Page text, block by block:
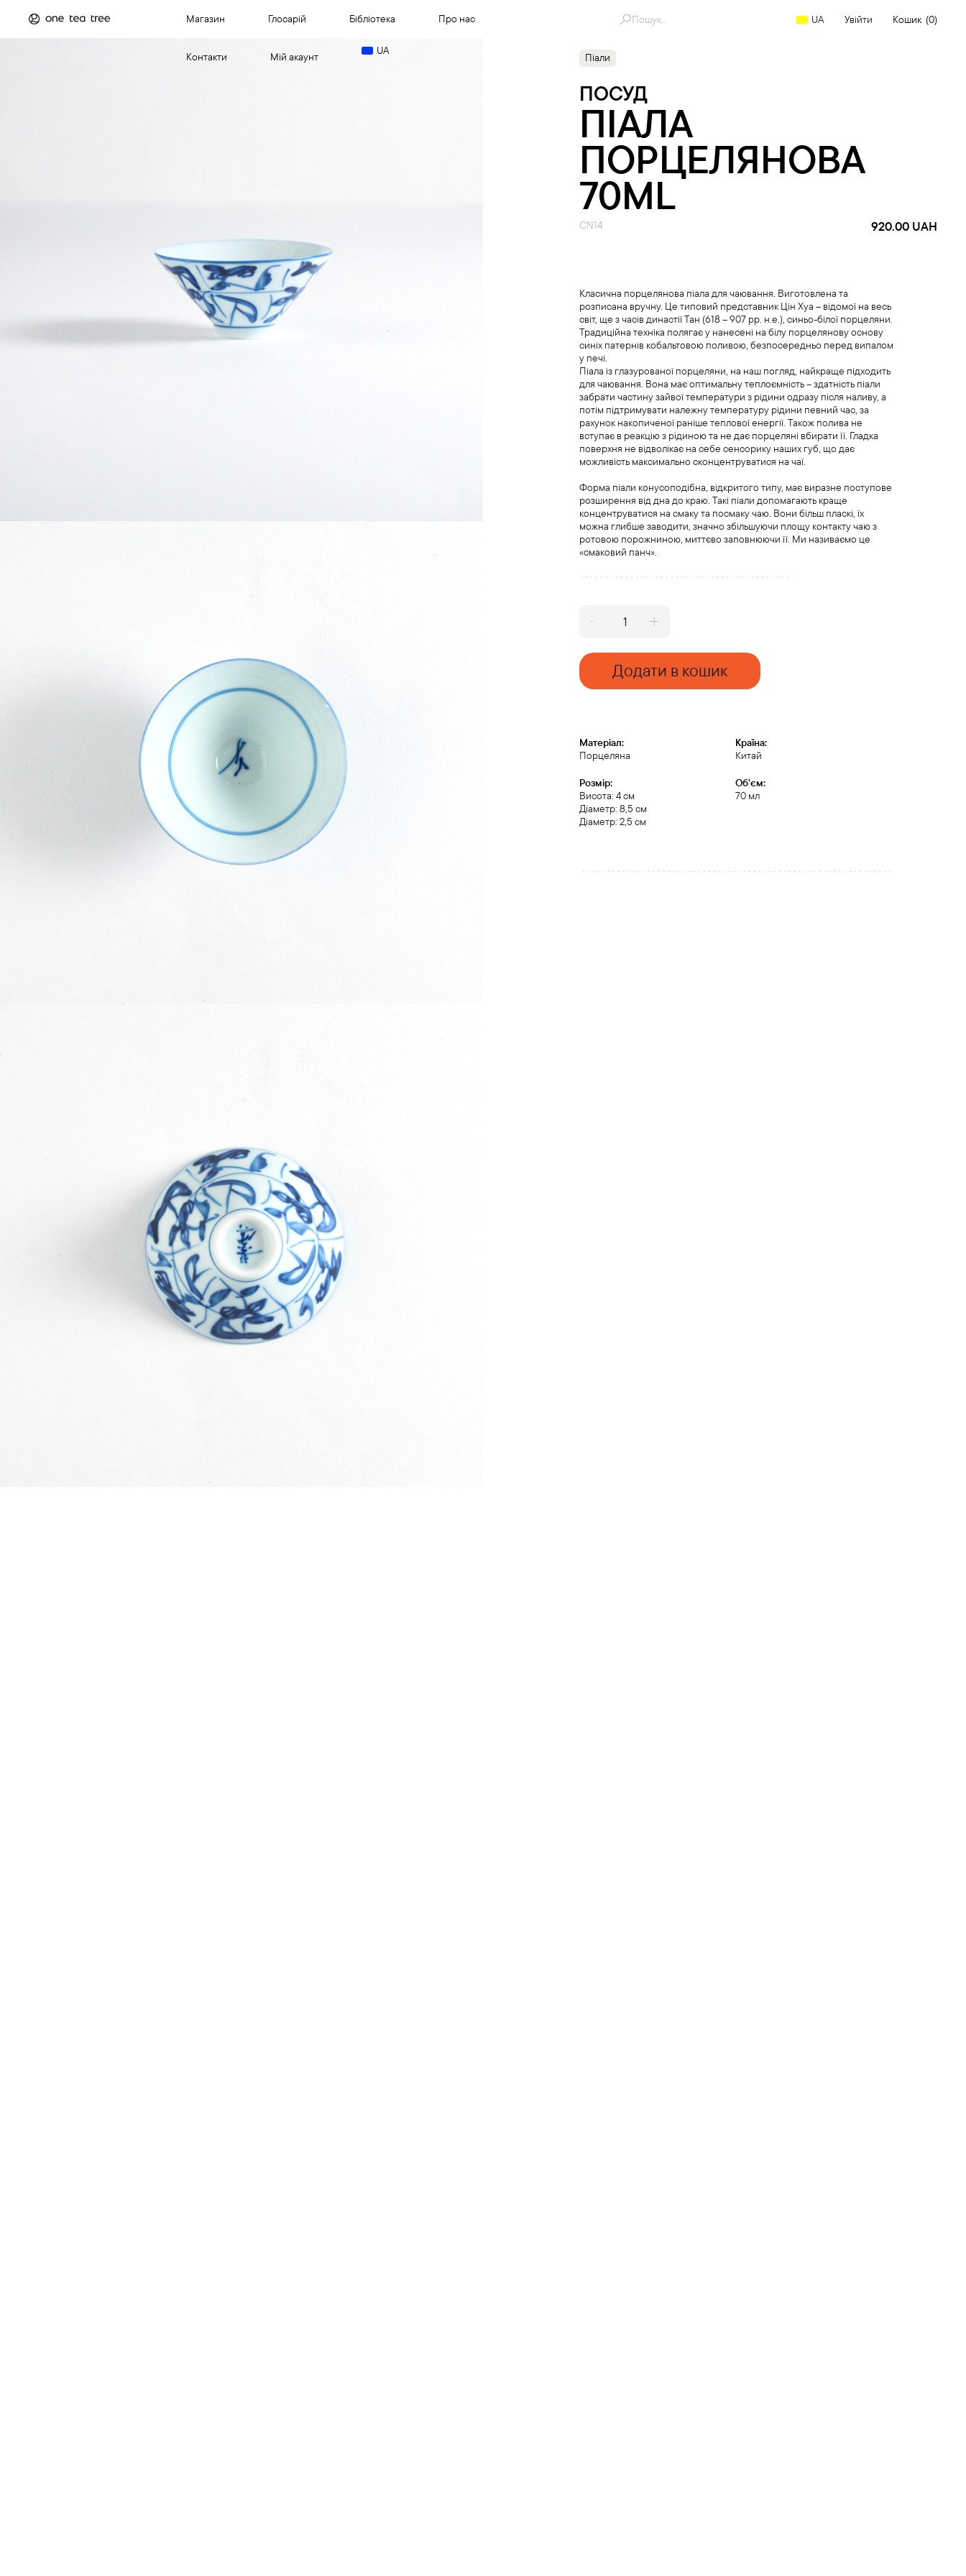
Магазин Глосарій Бібліотека Про нас
Контакти Мій акаунт UA
for:
UA Увійти Кошик (0)
Піали
ПОСУД
ПІАЛА
ПОРЦЕЛЯНОВА
70ML
920.00 UAH
CN14
Класична порцелянова піала для чаювання. Виготовлена та
розписана вручну. Це типовий представник Цін Хуа – відомої на весь
світ, ще з часів династії Тан (618 – 907 рр. н.е.), синьо-білої порцеляни.
Традиційна техніка полягає у нанесені на білу порцелянову основу
синіх патернів кобальтовою поливою, безпосередньо перед випалом
у печі.
Піала із глазурованої порцеляни, на наш погляд, найкраще підходить
для чаювання. Вона має оптимальну теплоємність – здатність піали
забрати частину зайвої температури з рідини одразу після наливу, а
потім підтримувати належну температуру рідини певний час, за
рахунок накопиченої раніше теплової енергії. Також полива не
вступає в реакцію з рідиною та не дає порцеляні вбирати її. Гладка
поверхня не відволікає на себе сенсорику наших губ, що дає
можливість максимально сконцентруватися на чаї.
Форма піали конусоподібна, відкритого типу, має виразне поступове
розширення від дна до краю. Такі піали допомагають краще
концентруватися на смаку та посмаку чаю. Вони більш пласкі, їх
можна глибше заводити, значно збільшуючи площу контакту чаю з
ротовою порожниною, миттєво заповнюючи її. Ми називаємо це
«смаковий панч».
70ml
quantity Додати в кошик
Матеріал:
Порцеляна
Країна:
Китай
Розмір:
Висота: 4 см
Діаметр: 8,5 см
Діаметр: 2,5 см
Обʼєм:
70 мл